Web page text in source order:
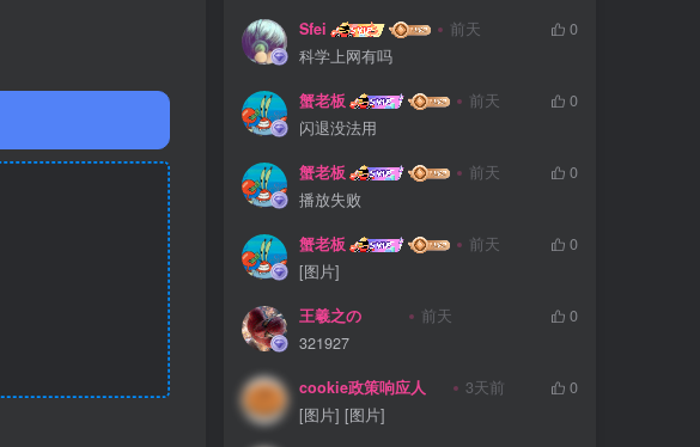
Sfei 前天
0
科学上网有吗
蟹老板 前天
0
闪退没法用
蟹老板 前天
0
播放失败
蟹老板 前天
0
[图片]
王羲之の
0
321927
cookie政策响应人 3天前
0
[图片] [图片]